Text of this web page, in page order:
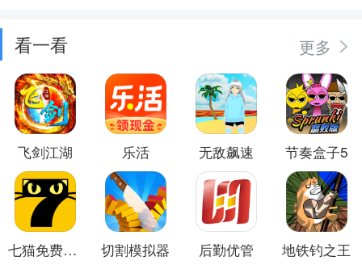
看一看 更多
飞剑江湖 乐活 无敌飙速 节奏盒子5
七猫免费小说 切割模拟器 后勤优管 地铁钓之王